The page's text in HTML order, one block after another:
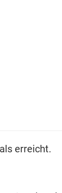
erreicht.